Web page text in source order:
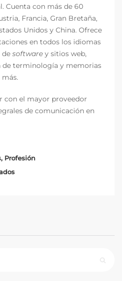
Cuenta con más de 60
Francia, Gran Bretaña,
Unidos y China. Ofrece
en todos los idiomas
de software y sitios web,
de terminología y memorias
con el mayor proveedor
de comunicación en
, Profesión
en La colaboración entre Kern